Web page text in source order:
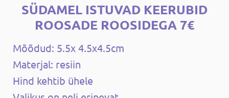
SÜDAMEL ISTUVAD KEERUBID
ROOSADE ROOSIDEGA 7€
Mõõdud: 5.5x 4.5x4.5cm
Materjal: resiin
Hind kehtib ühele